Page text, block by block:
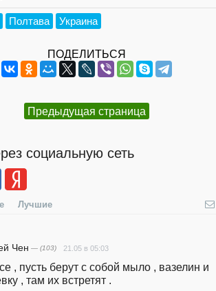
Полтава Украина
ПОДЕЛИТЬСЯ
Предыдущая страница
социальную сеть
Лучшие
Чен — (103) 21.05 в 05:03
, пусть берут с собой мыло , вазелин и
, там их встретят .